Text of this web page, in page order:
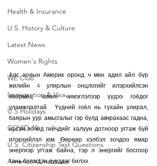
Health & Insurance
U.S. History & Culture
Latest News
Women's Rights
WE Club
Immigration & Visa
U.S Holidays
COVID-19
U.S. Citizenship Test Questions
American Literature
Алс холын Америк оронд ч мөн адил айл бүр
жилийн 4 улирлын онцлогийг илэрхийлсэн
өвөрмөц чамин чимэглэлээр үүдээ гоёдог
уламжлалтай.  Үүдний гоёл нь тухайн улирал,
баярын уур амьсгалыг гэр бүлд авчрахаас гадна,
ирсэн зочид гийчдийг халуун дотноор угтаж буй
илэрхийлэл юм. Өөрөөр хэлбэл зочдоо ямар
энергиэр угтаж байна, тэр л энергийг босгоор
тань бэлэгдэн дууддаг билээ.